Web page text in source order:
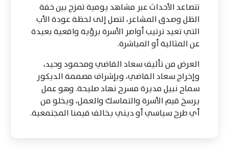
تتصاعد الأحداث عبر مشاهد يومية تمزج بين خفة
الظل وصدق المشاعر، لتصل إلى لحظة عودة الأب
التي تعيد ترتيب أواصر الأسرة برؤية واقعية بعيدة
عن المثالية أو المباشرة.
العرض من تأليف سعاد القاضي ومحمود وحيد،
وإخراج سعاد القاضي، وبإشراف مصممة الديكور
سماح نبيل مديرة مسرح نهاد صليحة. وهو عمل
يرسخ قيم الأسرة والتماسك والعمل، ويخلو من
أي طرح سياسي أو ديني يخالف قيمنا المجتمعية.